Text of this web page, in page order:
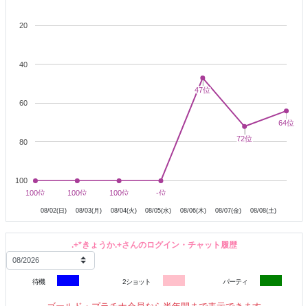
なきょうかですが、応援してくれたら嬉しいです
これからも宜しくお願いします♪
20
40
60
80
100
100位
100位 100位
100位 100位
100位 -位
-位
47位
47位
72位
72位
64位
64位
08/02(日) 08/03(月) 08/04(火) 08/05(水) 08/06(木) 08/07(金) 08/08(土)
.+*きょうか.+さんのログイン・チャット履歴
待機 2ショット パーティ